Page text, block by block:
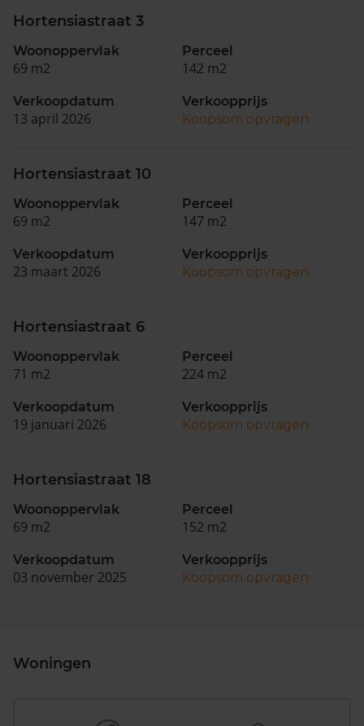
Hortensiastraat 3
Woonoppervlak
69 m2
Perceel
142 m2
Verkoopdatum
13 april 2026
Verkoopprijs
Koopsom opvragen
Hortensiastraat 10
Woonoppervlak
69 m2
Perceel
147 m2
Verkoopdatum
23 maart 2026
Verkoopprijs
Koopsom opvragen
Hortensiastraat 6
Woonoppervlak
71 m2
Perceel
224 m2
Verkoopdatum
19 januari 2026
Verkoopprijs
Koopsom opvragen
Hortensiastraat 18
Woonoppervlak
69 m2
Perceel
152 m2
Verkoopdatum
03 november 2025
Verkoopprijs
Koopsom opvragen
Woningen